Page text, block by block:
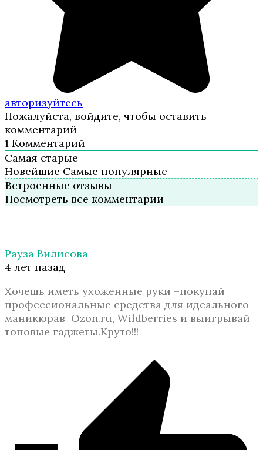
авторизуйтесь
Пожалуйста, войдите, чтобы оставить
комментарий
1 Комментарий
Самая старые
Новейшие Самые популярные
Встроенные отзывы
Посмотреть все комментарии
Рауза Вилисова
4 лет назад
Хочешь иметь ухоженные руки –покупай
профессиональные средства для идеального
маникюрав Ozon.ru, Wildberries и выигрывай
топовые гаджеты.Круто!!!